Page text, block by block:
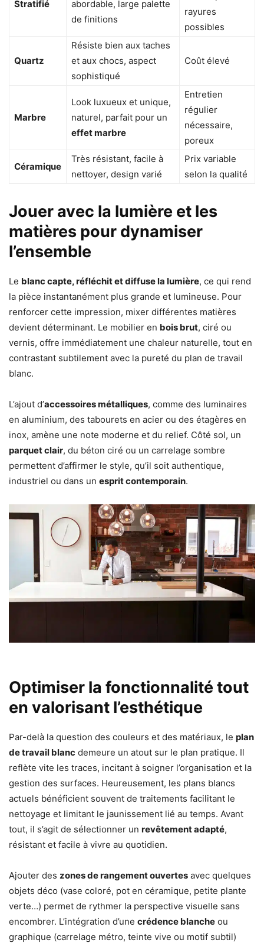
Stratifié
abordable, large palette
de finitions
rayures
possibles
Quartz
Résiste bien aux taches
et aux chocs, aspect
sophistiqué
Coût élevé
Marbre
Look luxueux et unique,
naturel, parfait pour un
effet marbre
Entretien
régulier
nécessaire,
poreux
Céramique
Très résistant, facile à
nettoyer, design varié
Prix variable
selon la qualité
Jouer avec la lumière et les
matières pour dynamiser
l’ensemble
Le blanc capte, réfléchit et diffuse la lumière, ce qui rend
la pièce instantanément plus grande et lumineuse. Pour
renforcer cette impression, mixer différentes matières
devient déterminant. Le mobilier en bois brut, ciré ou
vernis, offre immédiatement une chaleur naturelle, tout en
contrastant subtilement avec la pureté du plan de travail
blanc.
L’ajout d’accessoires métalliques, comme des luminaires
en aluminium, des tabourets en acier ou des étagères en
inox, amène une note moderne et du relief. Côté sol, un
parquet clair, du béton ciré ou un carrelage sombre
permettent d’affirmer le style, qu’il soit authentique,
industriel ou dans un esprit contemporain.
Optimiser la fonctionnalité tout
en valorisant l’esthétique
Par-delà la question des couleurs et des matériaux, le plan
de travail blanc demeure un atout sur le plan pratique. Il
reflète vite les traces, incitant à soigner l’organisation et la
gestion des surfaces. Heureusement, les plans blancs
actuels bénéficient souvent de traitements facilitant le
nettoyage et limitant le jaunissement lié au temps. Avant
tout, il s’agit de sélectionner un revêtement adapté,
résistant et facile à vivre au quotidien.
Ajouter des zones de rangement ouvertes avec quelques
objets déco (vase coloré, pot en céramique, petite plante
verte…) permet de rythmer la perspective visuelle sans
encombrer. L’intégration d’une crédence blanche ou
graphique (carrelage métro, teinte vive ou motif subtil)